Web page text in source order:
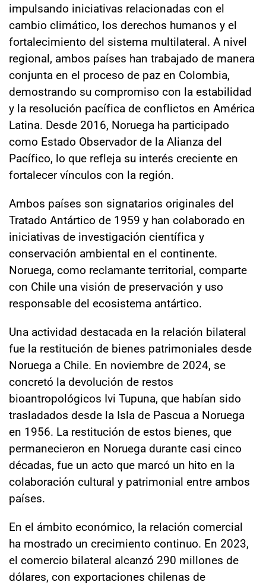
impulsando iniciativas relacionadas con el
cambio climático, los derechos humanos y el
fortalecimiento del sistema multilateral. A nivel
regional, ambos países han trabajado de manera
conjunta en el proceso de paz en Colombia,
demostrando su compromiso con la estabilidad
y la resolución pacífica de conflictos en América
Latina. Desde 2016, Noruega ha participado
como Estado Observador de la Alianza del
Pacífico, lo que refleja su interés creciente en
fortalecer vínculos con la región.
Ambos países son signatarios originales del
Tratado Antártico de 1959 y han colaborado en
iniciativas de investigación científica y
conservación ambiental en el continente.
Noruega, como reclamante territorial, comparte
con Chile una visión de preservación y uso
responsable del ecosistema antártico.
Una actividad destacada en la relación bilateral
fue la restitución de bienes patrimoniales desde
Noruega a Chile. En noviembre de 2024, se
concretó la devolución de restos
bioantropológicos Ivi Tupuna, que habían sido
trasladados desde la Isla de Pascua a Noruega
en 1956. La restitución de estos bienes, que
permanecieron en Noruega durante casi cinco
décadas, fue un acto que marcó un hito en la
colaboración cultural y patrimonial entre ambos
países.
En el ámbito económico, la relación comercial
ha mostrado un crecimiento continuo. En 2023,
el comercio bilateral alcanzó 290 millones de
dólares, con exportaciones chilenas de